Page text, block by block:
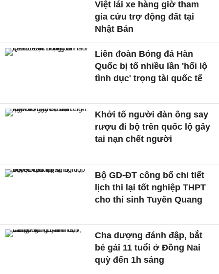
Việt lái xe hàng giờ tham
gia cứu trợ động đất tại
Nhật Bản
Liên đoàn Bóng đá Hàn
Quốc bị tố nhiều lần 'hối lộ
tình dục' trọng tài quốc tế
Khởi tố người đàn ông say
rượu đi bộ trên quốc lộ gây
tai nạn chết người
Bộ GD-ĐT công bố chi tiết
lịch thi lại tốt nghiệp THPT
cho thí sinh Tuyên Quang
Cha dượng đánh đập, bắt
bé gái 11 tuổi ở Đồng Nai
quỳ đến 1h sáng